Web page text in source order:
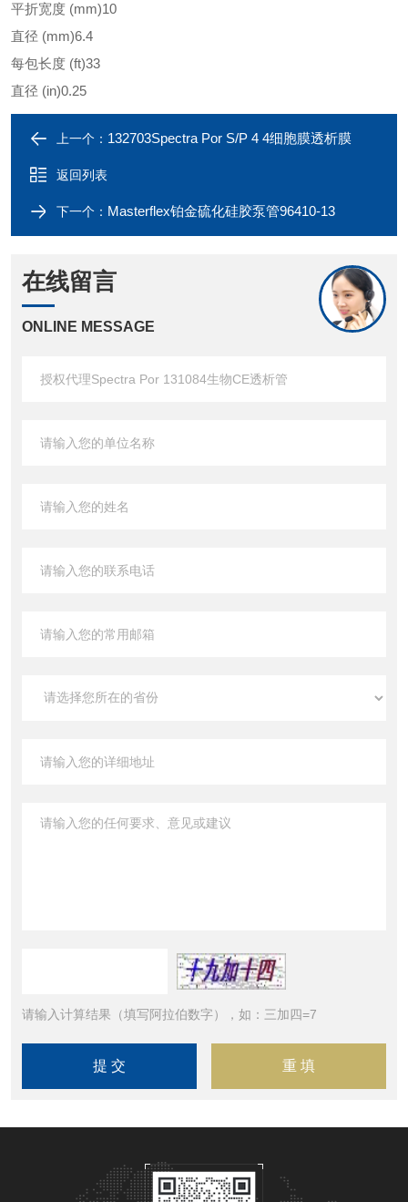
平折宽度 (mm)10
直径 (mm)6.4
每包长度 (ft)33
直径 (in)0.25
上一个： 132703Spectra Por S/P 4 4细胞膜透析膜
返回列表
下一个： ​Masterflex铂金硫化硅胶泵管96410-13
在线留言
ONLINE MESSAGE
请输入计算结果（填写阿拉伯数字），如：三加四=7